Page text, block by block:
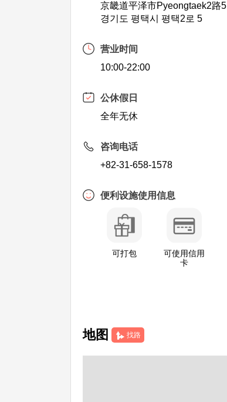
京畿道平泽市Pyeongtaek2路5
경기도 평택시 평택2로 5
营业时间
10:00-22:00
公休假日
全年无休
咨询电话
+82-31-658-1578
便利设施使用信息
可打包
可使用信用
卡
地图 找路